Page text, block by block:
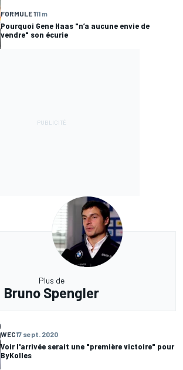
FORMULE 111 m
Pourquoi Gene Haas "n’a aucune envie de
vendre" son écurie
Plus de
Bruno Spengler
WEC17 sept. 2020
Voir l'arrivée serait une "première victoire" pour
ByKolles